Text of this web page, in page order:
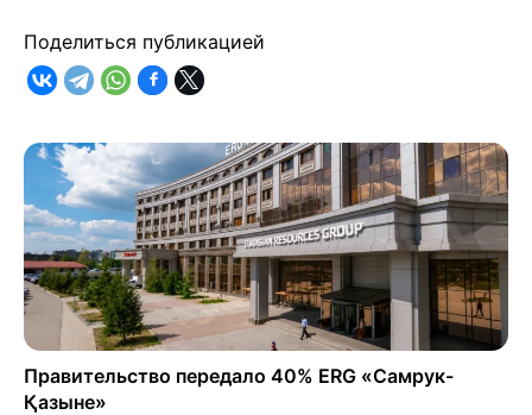
Поделиться публикацией
Правительство передало 40% ERG «Самрук-
Қазыне»